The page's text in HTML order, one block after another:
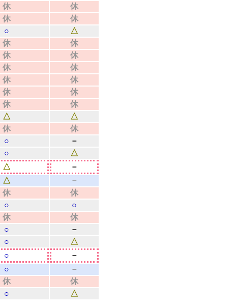
休
休
休
休
○
△
休
休
休
休
休
休
休
休
休
休
休
休
△
△
休
休
○
－
○
△
△
－
△
－
休
休
○
○
休
休
○
－
○
△
○
－
○
－
休
休
○ △